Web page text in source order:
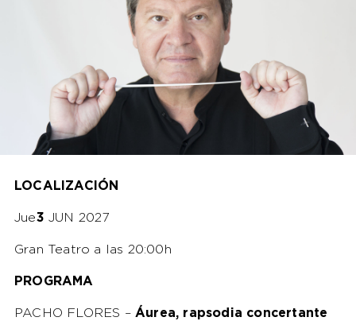
LOCALIZACIÓN
Jue3 JUN 2027
Gran Teatro a las 20:00h
PROGRAMA
PACHO FLORES – Áurea, rapsodia concertante